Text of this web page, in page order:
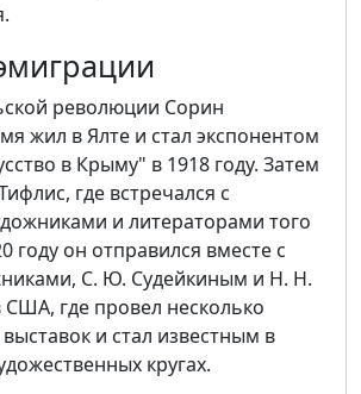
революции Сорин
жил в Ялте и стал экспонентом
в Крыму" в 1918 году. Затем
где встречался с
и литераторами того
году он отправился вместе с
С. Ю. Судейкиным и Н. Н.
где провел несколько
и стал известным в
кругах.